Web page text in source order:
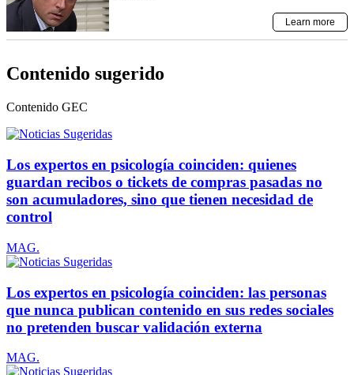
Contenido sugerido
Contenido GEC
Los expertos en psicología coinciden: quienes
guardan recibos o tickets de compras pasadas no
son acumuladores, sino que tienen necesidad de
control
MAG.
Los expertos en psicología coinciden: las personas
que nunca publican contenido en sus redes sociales
no pretenden buscar validación externa
MAG.